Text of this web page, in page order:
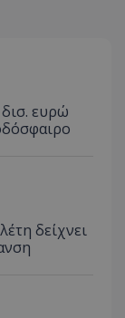
ευρώ
δείχνει